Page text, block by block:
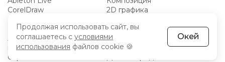
CorelDraw
2D графика
Курсы видеографов
BIM проектирование
Анимация и
мультипликация
Lightroom
Capture One
Продолжая использовать сайт, вы
соглашаетесь с условиями
использования файлов cookie 🍪
Окей